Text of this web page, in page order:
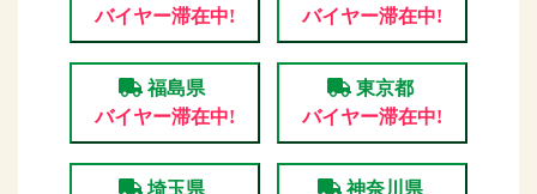
バイヤー滞在中!
バイヤー滞在中!
福島県
バイヤー滞在中!
東京都
バイヤー滞在中!
埼玉県
神奈川県